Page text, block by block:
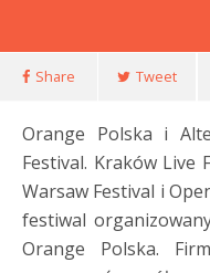
Share Tweet
Orange Polska i
Festival. Kraków
Warsaw Festival i
festiwal
Orange Polska.